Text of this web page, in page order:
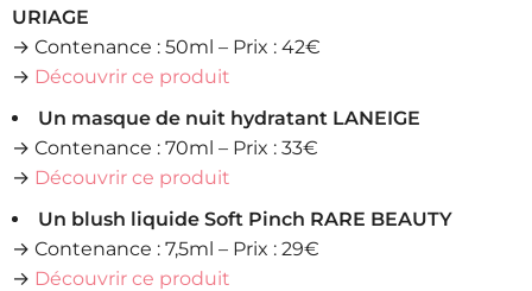
URIAGE
→ Contenance : 50ml – Prix : 42€
→ Découvrir ce produit
Un masque de nuit hydratant LANEIGE
→ Contenance : 70ml – Prix : 33€
→ Découvrir ce produit
Un blush liquide Soft Pinch RARE BEAUTY
→ Contenance : 7,5ml – Prix : 29€
→ Découvrir ce produit